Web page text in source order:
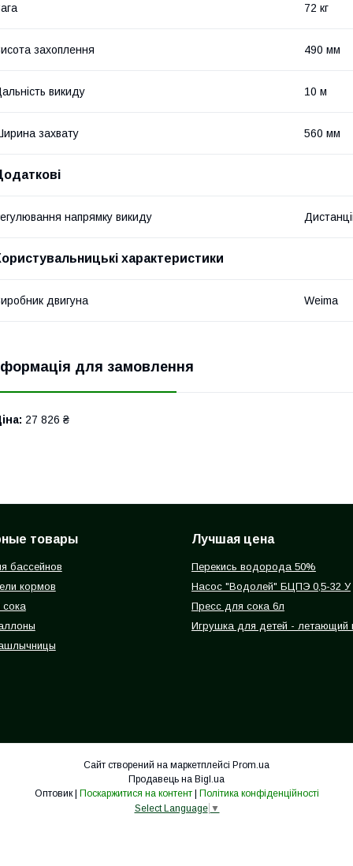
72 кг
захоплення 490 мм
викиду 10 м
захвату 560 мм
напрямку викиду
характеристики
двигуна Weima
для замовлення
27 826 ₴
товары
бассейнов
кормов
Лучшая цена
Перекись водорода 50%
Насос "Водолей" БЦПЭ 0,5-32 У
Пресс для сока 6л
Игрушка для детей - летающий
Сайт створений на маркетплейсі Prom.ua
Продавець на Bigl.ua
Оптовик | Поскаржитися на контент | Політика конфіденційності
Select Language ▼